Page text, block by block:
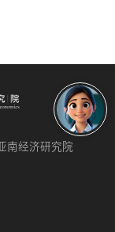
南经济研究院